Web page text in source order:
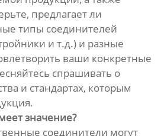
предлагает ли
типы соединителей
и т.д.) и разные
ваши конкретные
спрашивать о
и стандартах, которым
значение?
соединители могут